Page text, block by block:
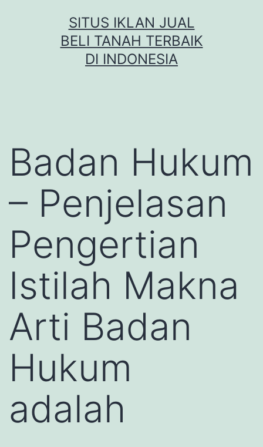
SITUS IKLAN JUAL
BELI TANAH TERBAIK
DI INDONESIA
Badan Hukum
– Penjelasan
Pengertian
Istilah Makna
Arti Badan
Hukum
adalah